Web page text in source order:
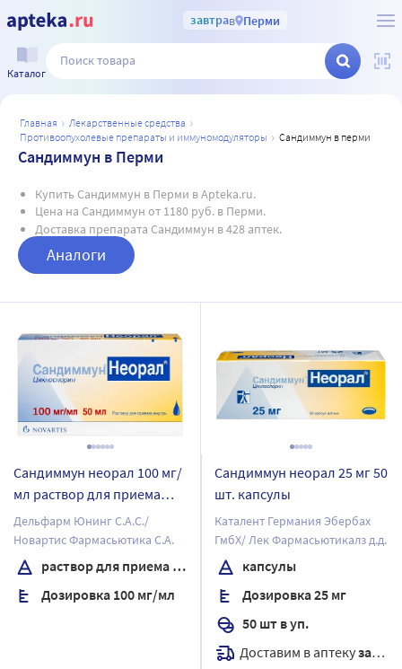
завтрав Перми
Каталог
главная
лекарственные средства
противоопухолевые препараты и иммуномодуляторы
сандиммун в перми
Сандиммун в Перми
Купить Сандиммун в Перми в Apteka.ru.
Цена на Сандиммун от 1180 руб. в Перми.
Доставка препарата Сандиммун в 428 аптек.
Аналоги
Сандиммун неорал 100 мг/
мл раствор для приема
внутрь 50 мл флакон
Дельфарм Юнинг С.А.С./
Новартис Фармасьютика С.А.
раствор для приема внутрь
Дозировка 100 мг/мл
Сандиммун неорал 25 мг 50
шт. капсулы
Каталент Германия Эбербах
ГмбХ/ Лек Фармасьютикалз д.д.
капсулы
Дозировка 25 мг
50 шт в уп.
Доставим в аптекузавтра